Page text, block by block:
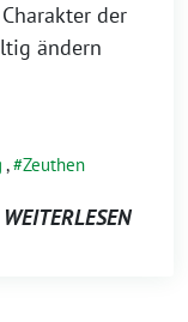
der
ändern
, Zeuthen
WEITERLESEN